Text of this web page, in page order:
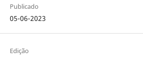
Publicado
05-06-2023
Edição